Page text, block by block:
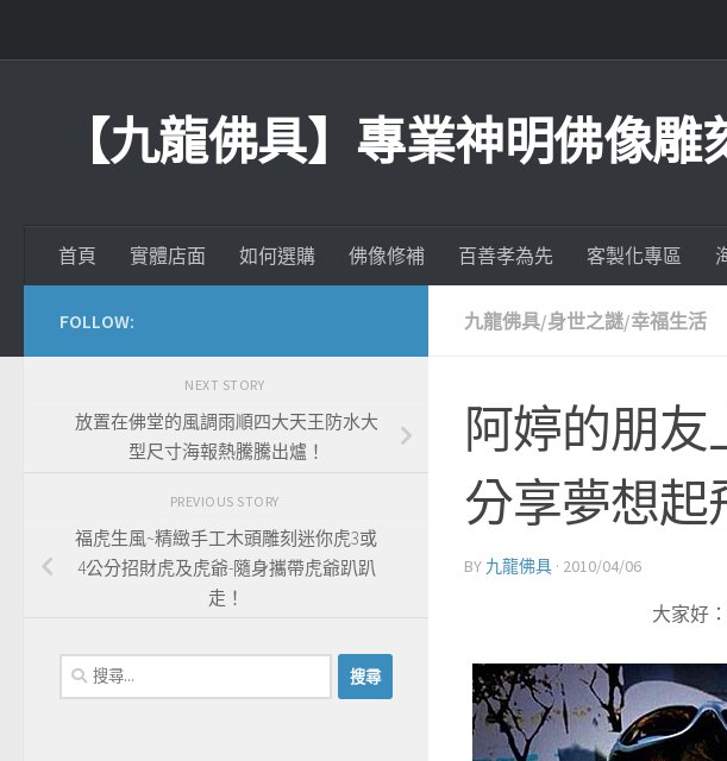
【九龍佛具】專業神明佛像
首頁 實體店面 如何選購 佛像修補 百善孝為先 客製化專區
九龍佛具/身世之謎/幸福生活
阿婷的朋友
分享夢想起
BY 九龍佛具 · 2010/04/06
大家好
FOLLOW:
NEXT STORY
放置在佛堂的風調雨順四大天王防水大
型尺寸海報熱騰騰出爐！
PREVIOUS STORY
福虎生風~精緻手工木頭雕刻迷你虎3或
4公分招財虎及虎爺-隨身攜帶虎爺趴趴
走！
搜
尋